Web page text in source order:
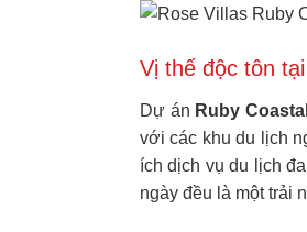
Vị thế độc tôn
Dự án Ruby
với các khu du lịch
ích dịch vụ du lịch
ngày đều là một trải